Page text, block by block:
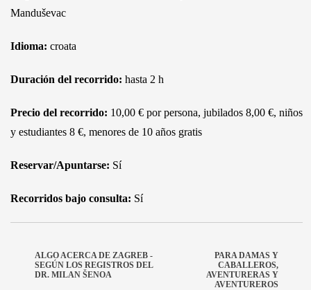
Manduševac
Idioma: croata
Duración del recorrido: hasta 2 h
Precio del recorrido: 10,00 € por persona, jubilados 8,00 €, niños
y estudiantes 8 €, menores de 10 años gratis
Reservar/Apuntarse: Sí
Recorridos bajo consulta: Sí
ALGO ACERCA DE ZAGREB -
SEGÚN LOS REGISTROS DEL
DR. MILAN ŠENOA
PARA DAMAS Y
CABALLEROS,
AVENTURERAS Y
AVENTUREROS